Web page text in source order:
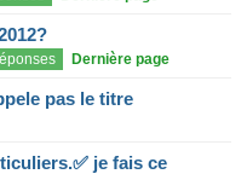
Dernière page
pas le titre
je fais ce